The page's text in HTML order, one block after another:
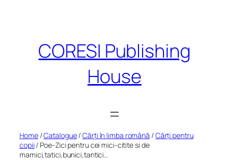
CORESI Publishing
House
Home/Catalogue/Cărți în limba română /Cărți pentru
copii / Poe-Zici pentru cei mici-citite si de
mamici,tatici,bunici,tantici…